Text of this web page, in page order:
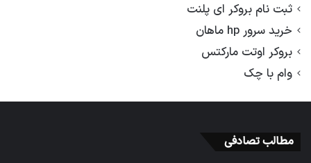
ثبت نام بروکر ای پلنت
خرید سرور hp ماهان
بروکر اوتت مارکتس
وام با چک
مطالب تصادفی